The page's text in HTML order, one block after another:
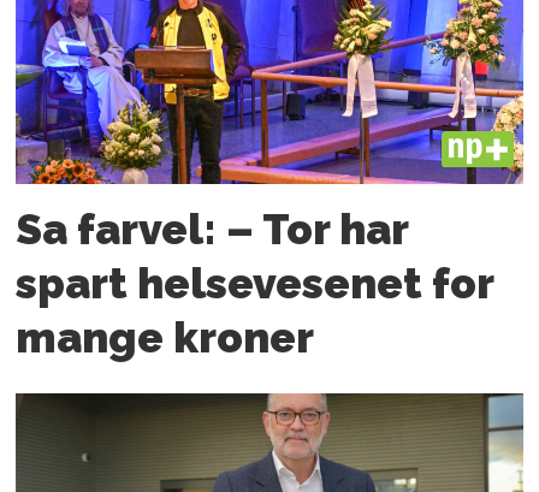
PLUS
Sa farvel: – Tor har
spart helsevesenet for
mange kroner